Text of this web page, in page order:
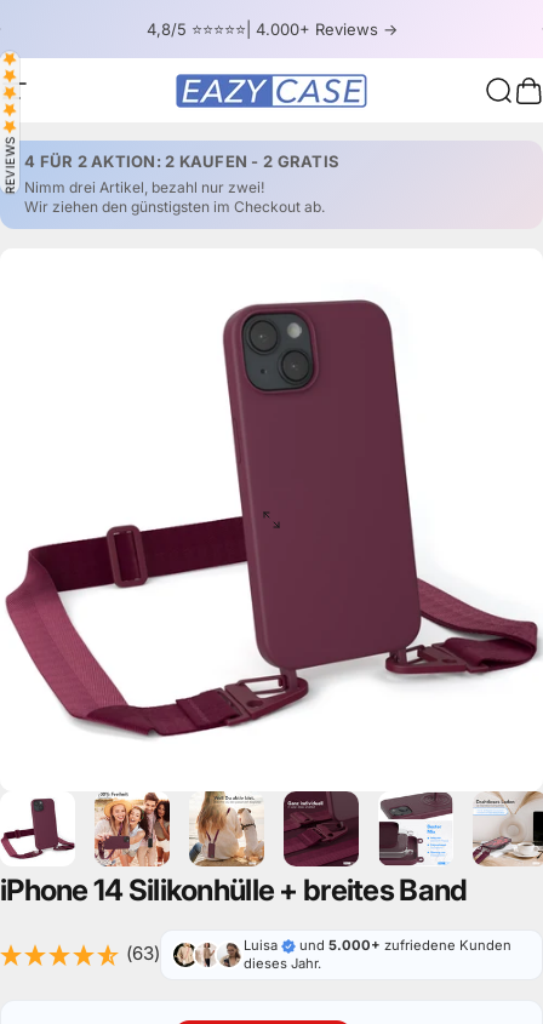
4,8/5 ⭐⭐⭐⭐⭐| 4.000+ Reviews ->
Seitennavigation EAZY CASE
REVIEWS 4 FÜR 2 AKTION: 2 KAUFEN - 2 GRATIS
Nimm drei Artikel, bezahl nur zwei!
Wir ziehen den günstigsten im Checkout ab.
iPhone14Silikonhülle + breitesBand
(63) Luisa und 5.000+ zufriedene Kunden
dieses Jahr.